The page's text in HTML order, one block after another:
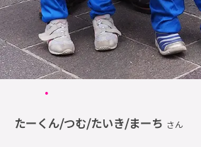
たーくん/つむ/たいき/まーち さん